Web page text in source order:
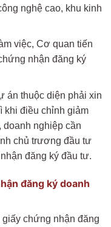
nghệ cao, khu kinh
việc, Cơ quan tiến
nhận đăng ký
án thuộc diện phải xin
khi điều chỉnh giảm
doanh nghiệp cần
chủ trương đầu tư
đăng ký đầu tư.
đăng ký doanh
chứng nhận đăng